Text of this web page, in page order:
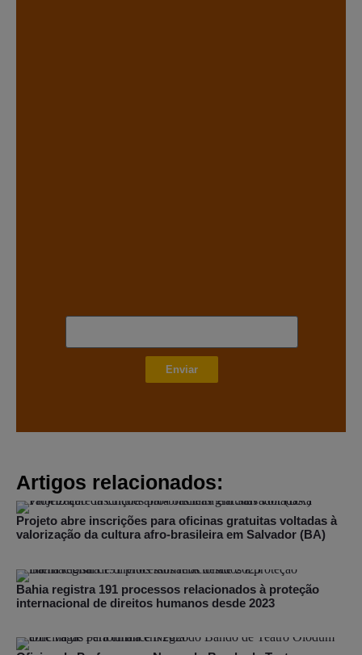
Enviar
Artigos relacionados:
Projeto abre inscrições para oficinas gratuitas voltadas à
valorização da cultura afro-brasileira em Salvador (BA)
Bahia registra 191 processos relacionados à proteção
internacional de direitos humanos desde 2023